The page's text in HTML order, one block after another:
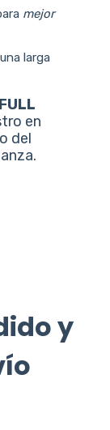
mejor
larga
en
del
y